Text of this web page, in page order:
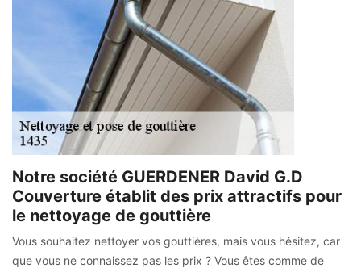
Notre société GUERDENER David G.D
Couverture établit des prix attractifs pour
le nettoyage de gouttière
Vous souhaitez nettoyer vos gouttières, mais vous hésitez, car
que vous ne connaissez pas les prix ? Vous êtes comme de